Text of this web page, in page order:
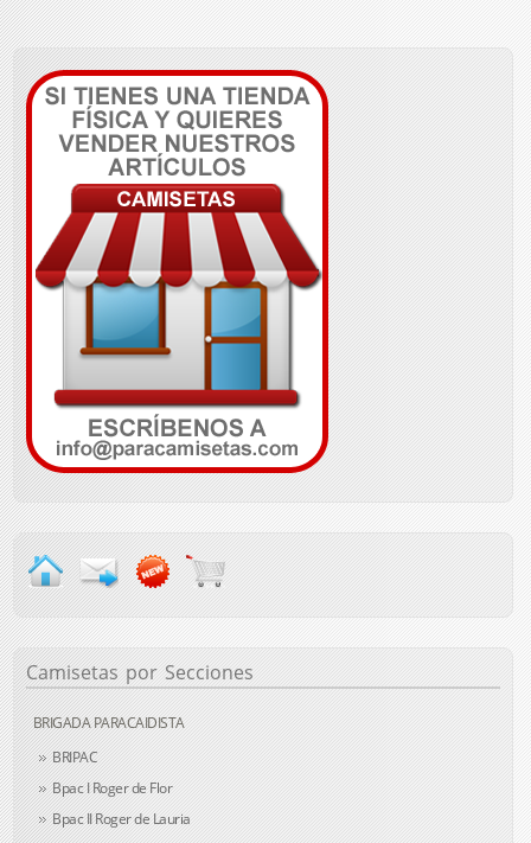
Camisetas por Secciones
BRIGADA PARACAIDISTA
BRIPAC
Bpac I Roger de Flor
Bpac II Roger de Lauria